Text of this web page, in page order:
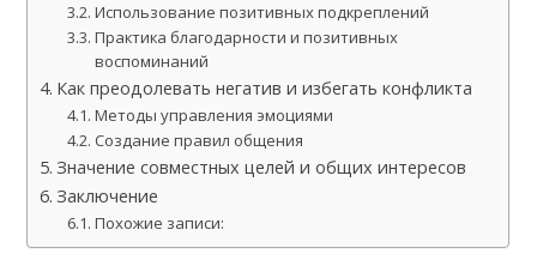
Использование позитивных подкреплений
Практика благодарности и позитивных
воспоминаний
Как преодолевать негатив и избегать конфликта
Методы управления эмоциями
Создание правил общения
Значение совместных целей и общих интересов
Заключение
Похожие записи: